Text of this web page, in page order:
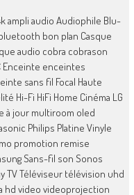
ampli audio Audiophile Blu-
bon plan Casque
audio cobra cobrason
Enceinte enceintes
sans fil Focal Haute
Hi-Fi HiFi Home Cinéma LG
à jour multiroom oled
Philips Platine Vinyle
promotion remise
Sans-fil son Sonos
TVTéléviseur télévision uhd
hd video videoprojection